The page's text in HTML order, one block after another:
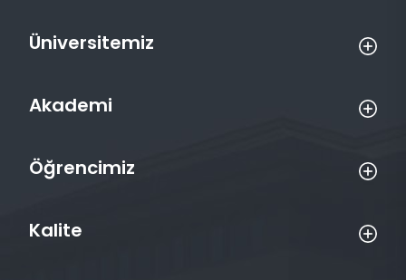
Üniversitemiz
Akademi
Öğrencimiz
Kalite